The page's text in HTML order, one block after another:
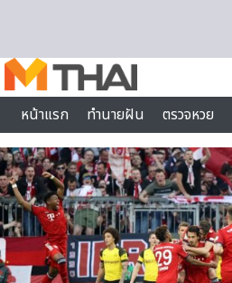
หน้าแรก
ทำนายฝัน ตรวจหวย
ไลฟ์สไตล์